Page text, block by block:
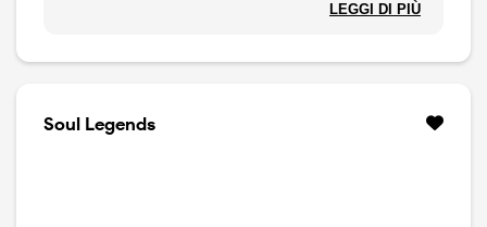
LEGGI DI PIÙ
Soul Legends